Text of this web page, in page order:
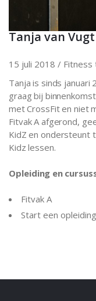
Tanja van Vugt
15 juli 2018 / Fitness
Tanja is sinds januari
graag bij
met CrossFit en niet
Fitvak A afgerond,
KidZ en ondersteunt
Kidz lessen.
Opleiding en
Fitvak A
Start een